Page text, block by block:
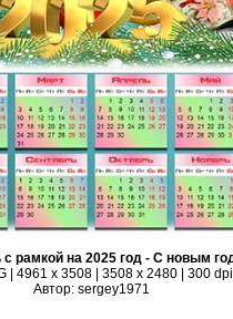
с рамкой на 2025 год - С новым
| 4961 x 3508 | 3508 x 2480 | 300
Автор: sergey1971